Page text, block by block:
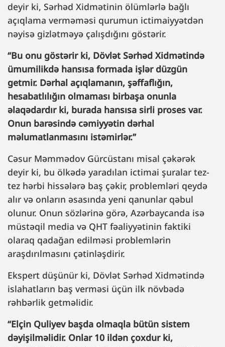
deyir ki, Sərhəd Xidmətinin ölümlərlə bağlı
açıqlama verməməsi qurumun ictimaiyyətdən
nəyisə gizlətməyə çalışdığını göstərir.
“Bu onu göstərir ki, Dövlət Sərhəd Xidmətində
ümumilikdə hansısa formada işlər düzgün
getmir. Dərhal açıqlamanın, şəffaflığın,
hesabatlılığın olmaması birbaşa onunla
əlaqədardır ki, burada hansısa sirli proses var.
Onun barəsində cəmiyyətin dərhal
məlumatlanmasını istəmirlər.”
Cəsur Məmmədov Gürcüstanı misal çəkərək
deyir ki, bu ölkədə yaradılan ictimai şuralar tez-
tez hərbi hissələrə baş çəkir, problemləri qeydə
alır və onların əsasında yeni qanunlar qəbul
olunur. Onun sözlərinə görə, Azərbaycanda isə
müstəqil media və QHT fəaliyyətinin faktiki
olaraq qadağan edilməsi problemlərin
araşdırılmasını çətinləşdirir.
Ekspert düşünür ki, Dövlət Sərhəd Xidmətində
islahatların baş verməsi üçün ilk növbədə
rəhbərlik getməlidir.
“Elçin Quliyev başda olmaqla bütün sistem
dəyişilməlidir. Onlar 10 ildən çoxdur ki,